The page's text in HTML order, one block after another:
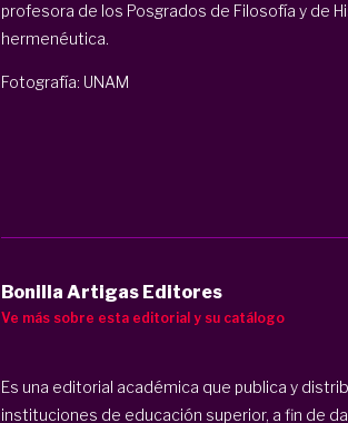
profesora de los Posgrados de Filosofía y de
hermenéutica.
Fotografía: UNAM
Bonilla Artigas Editores
Ve más sobre esta editorial y su catálogo
Es una editorial académica que publica y
instituciones de educación superior, a fin de